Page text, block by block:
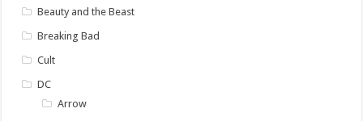
Beauty and the Beast
Breaking Bad
Cult
DC
Arrow